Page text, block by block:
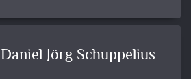
Daniel Jörg Schuppelius